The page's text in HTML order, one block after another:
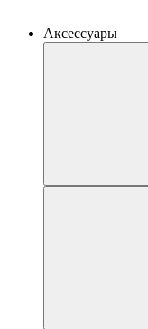
Аксессуары